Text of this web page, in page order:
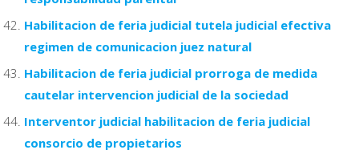
Habilitacion de feria judicial tutela judicial efectiva
regimen de comunicacion juez natural
Habilitacion de feria judicial prorroga de medida
cautelar intervencion judicial de la sociedad
Interventor judicial habilitacion de feria judicial
consorcio de propietarios